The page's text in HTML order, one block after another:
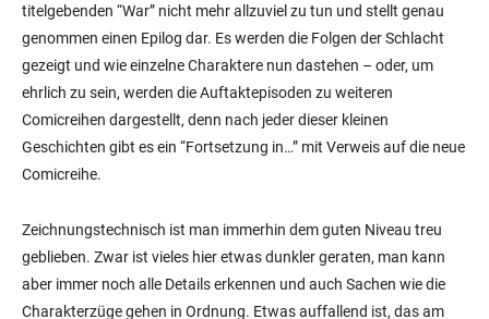
titelgebenden “War” nicht mehr allzuviel zu tun und stellt genau
genommen einen Epilog dar. Es werden die Folgen der Schlacht
gezeigt und wie einzelne Charaktere nun dastehen – oder, um
ehrlich zu sein, werden die Auftaktepisoden zu weiteren
Comicreihen dargestellt, denn nach jeder dieser kleinen
Geschichten gibt es ein “Fortsetzung in…” mit Verweis auf die neue
Comicreihe.
Zeichnungstechnisch ist man immerhin dem guten Niveau treu
geblieben. Zwar ist vieles hier etwas dunkler geraten, man kann
aber immer noch alle Details erkennen und auch Sachen wie die
Charakterzüge gehen in Ordnung. Etwas auffallend ist, das am